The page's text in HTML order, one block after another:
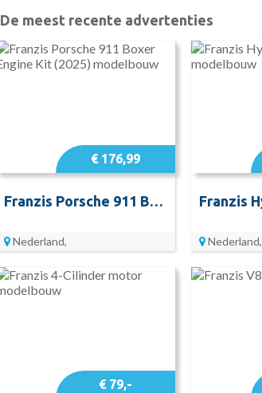
De meest recente advertenties
€ 176,99
Franzis Porsche 911 Boxer Engine Kit (2025) modelbouw
Nederland, Nederland,
€ 79,-